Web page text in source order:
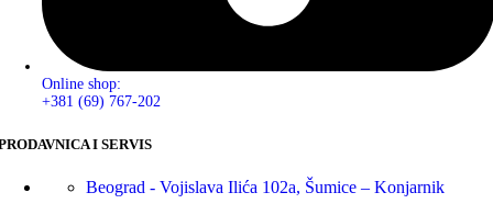
Online shop:
+381 (69) 767-202
I SERVIS
Beograd - Vojislava Ilića 102a, Šumice – Konjarnik